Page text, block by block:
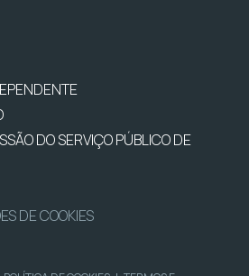
DO SERVIÇO PÚBLICO DE
DE COOKIES